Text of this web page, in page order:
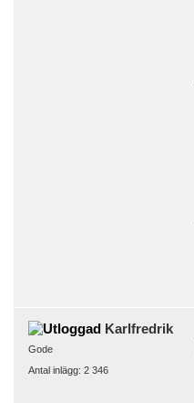
Karlfredrik
Gode
Antal inlägg: 2 346